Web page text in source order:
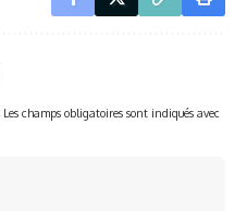
Les champs obligatoires sont indiqués avec